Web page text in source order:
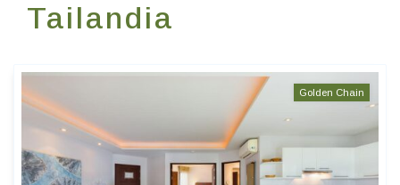
Tailandia
Golden Chain